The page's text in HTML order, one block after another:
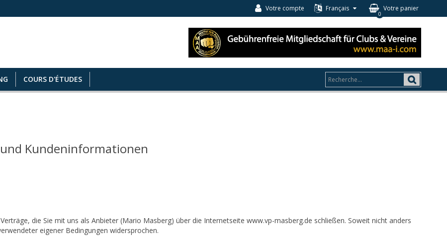
Votre panier
0
Français
Votre compte
COURS D'ÉTUDES
Kundeninformationen
die Sie mit uns als Anbieter (Mario Masberg) über die Internetseite www.vp-masberg.de schließen. Soweit nicht anders
eigener Bedingungen widersprochen.